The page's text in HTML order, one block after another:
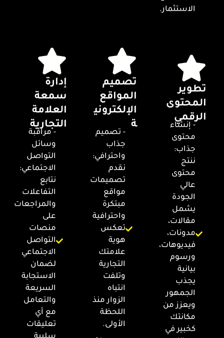
الاستثمار.
تطوير
المحتوى
الرقمي
- إنشاء
محتوى
جذاب:
ننتج
محتوى
عالي
الجودة
يشمل
مقالات،
مدونات،
فيديوهات،
ورسوم
بيانية
يجذب
الجمهور
ويعزز من
مكانتك
كخبير في
تصميم
المواقع
الإلكتروني
ة
- تصميم
جذاب
واحترافي:
نقدم
تصميمات
مواقع
مبتكرة
واحترافية
تعكس
هوية
علامتك
التجارية
وتلفت
انتباه
الزوار منذ
اللحظة
الأولى.
إدارة
سمعة
العلامة
التجارية
- مراقبة
وسائل
التواصل
الاجتماعي:
نتابع
التفاعلات
والمراجعات
على
منصات
التواصل
الاجتماعي
لضمان
الاستجابة
السريعة
والتعامل
مع أي
تعليقات